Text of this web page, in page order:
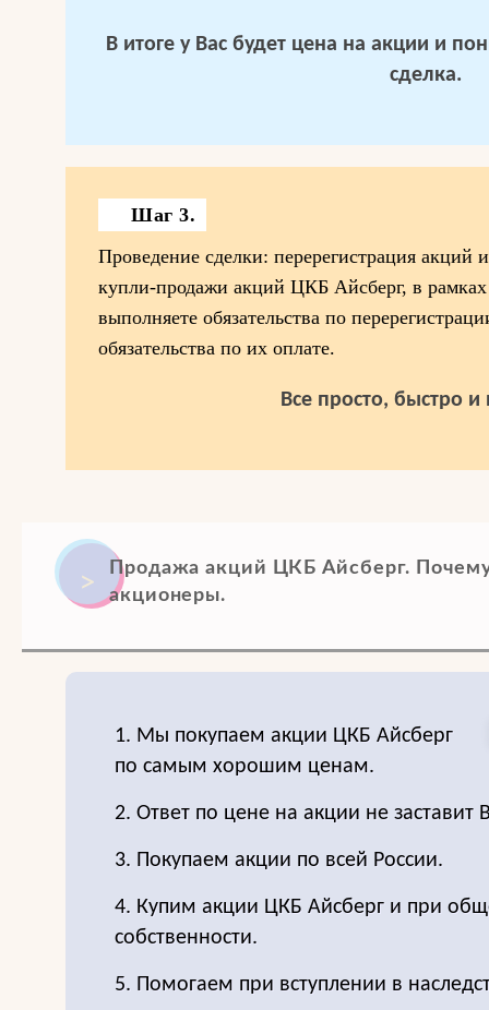
В итоге у Вас будет цена на акции и
сделка.
Шаг 3.
Проведение сделки: перерегистрация акций
купли-продажи акций ЦКБ Айсберг, в рамках
выполняете обязательства по
обязательства по их оплате.
Все просто, быстро и
Продажа акций ЦКБ Айсберг.
акционеры.
1. Мы покупаем акции ЦКБ Айсберг
по самым хорошим ценам.
2. Ответ по цене на акции не заставит
3. Покупаем акции по всей России.
4. Купим акции ЦКБ Айсберг и при
собственности.
5. Помогаем при вступлении в